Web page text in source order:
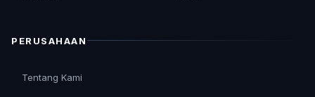
PERUSAHAAN
Tentang Kami